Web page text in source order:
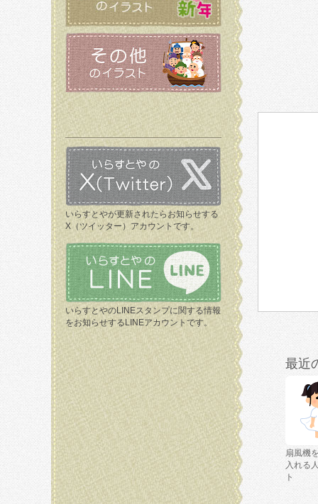
いらすとやが更新されたらお知らせする
X（ツイッター）アカウントです。
いらすとやのLINEスタンプに関する情報
をお知らせするLINEアカウントです。
最近
扇風機
入れる
ト